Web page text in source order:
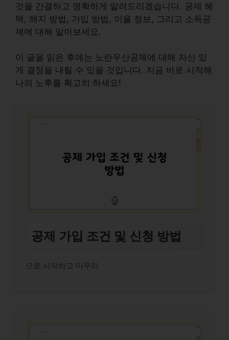
것을 간결하고 명확하게 알려드리겠습니다. 공제 혜
택, 해지 방법, 가입 방법, 이율 정보, 그리고 소득공
제에 대해 알아보세요.
이 글을 읽은 후에는 노란우산공제에 대해 자신 있
게 결정을 내릴 수 있을 것입니다. 지금 바로 시작해
나의 노후를 확고히 하세요!
공제 가입 조건 및 신청 방법
으로 시작하고 마무리